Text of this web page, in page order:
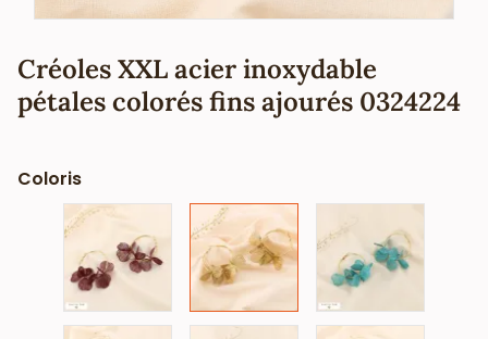
Créoles XXL acier inoxydable
pétales colorés fins ajourés 0324224
Coloris